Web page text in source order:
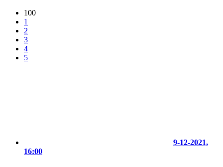
100
1
2
3
4
5
9-12-2021,
16:00